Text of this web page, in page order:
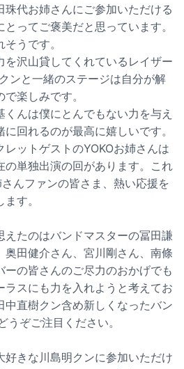
珠代お姉さんにご参加いただける
ってご褒美だと思っています。
うです。
を沢山貸してくれているレイザー
ンと一緒のステージは自分が解
楽しみです。
んは僕にとんでもない力を与え
回れるのが最高に嬉しいです。
ットゲストのYOKOお姉さんは
の単独出演の回があります。これ
んファンの皆さま、熱い応援を
す。
えたのはバンドマスターの冨田謙
奥田健介さん、宮川剛さん、南條
ーの皆さんのご尽力のおかげでも
ラスにも力を入れようと考えてお
中直樹クン含め新しくなったバン
うぞご注目ください。
好きな川島明クンに参加いただけ